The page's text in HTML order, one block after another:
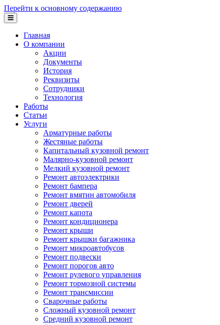
Перейти к основному содержанию
Главная
О компании
Акции
Документы
История
Реквизиты
Сотрудники
Технология
Работы
Статьи
Услуги
Арматурные работы
Жестяные работы
Капитальный кузовной ремонт
Малярно-кузовной ремонт
Мелкий кузовной ремонт
Ремонт автоэлектрики
Ремонт бампера
Ремонт вмятин автомобиля
Ремонт дверей
Ремонт капота
Ремонт кондиционера
Ремонт крыши
Ремонт крышки багажника
Ремонт микроавтобусов
Ремонт подвески
Ремонт порогов авто
Ремонт рулевого управления
Ремонт тормозной системы
Ремонт трансмиссии
Сварочные работы
Сложный кузовной ремонт
Средний кузовной ремонт